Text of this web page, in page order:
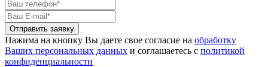
Отправить заявку
Нажима на кнопку Вы даете свое согласие на обработку
Ваших персональных данных и соглашаетесь с политикой
конфиденциальности